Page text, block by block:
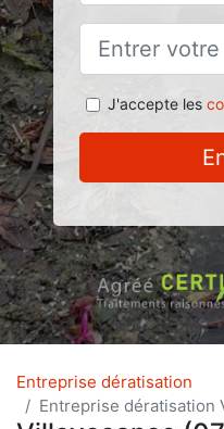
J'accepte les
Entreprise dératisation
Entreprise dératisation